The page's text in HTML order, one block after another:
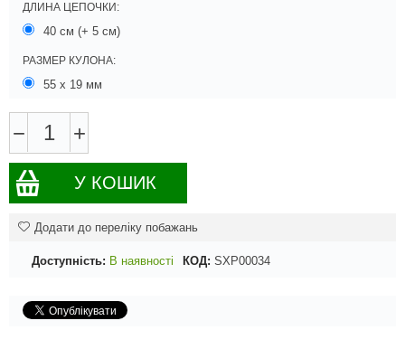
ДЛИНА ЦЕПОЧКИ:
40 см (+ 5 см)
РАЗМЕР КУЛОНА:
55 х 19 мм
− +
У КОШИК
Додати до переліку побажань
Доступність: В наявності КОД: SXP00034